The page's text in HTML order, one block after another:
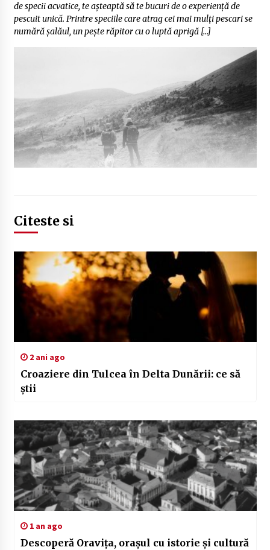
de specii acvatice, te așteaptă să te bucuri de o experiență de
pescuit unică. Printre speciile care atrag cei mai mulți pescari se
numără șalăul, un pește răpitor cu o luptă aprigă […]
Citeste si
2 ani ago
Croaziere din Tulcea în Delta Dunării: ce să
știi
1 an ago
Descoperă Oravița, orașul cu istorie și cultură